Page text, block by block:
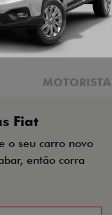
Fiat
o seu carro novo
então corra